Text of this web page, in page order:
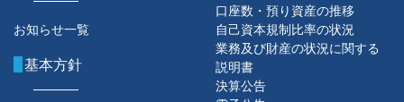
お知らせ一覧
口座数・預り資産の推移
自己資本規制比率の状況
業務及び財産の状況に関する
説明書
決算公告
基本方針